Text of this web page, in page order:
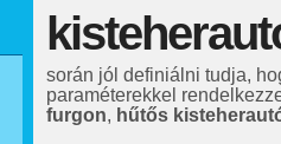
során jól definiálni tudja,
paraméterekkel
furgon, hűtős